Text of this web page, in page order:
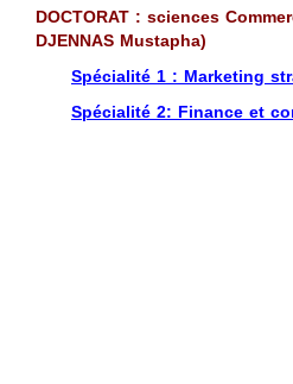
DOCTORAT : sciences
DJENNAS Mustapha)
Spécialité 1 : Marketing
Spécialité 2: Finance et